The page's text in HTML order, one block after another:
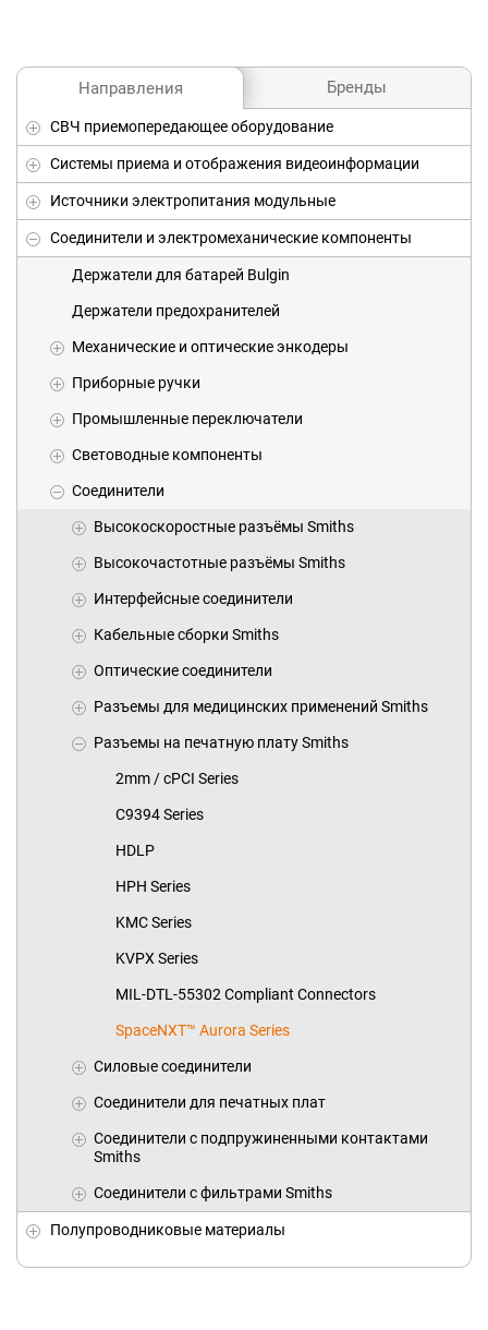
Направления Бренды
СВЧ приемопередающее оборудование
Системы приема и отображения видеоинформации
Источники электропитания модульные
Соединители и электромеханические компоненты
Держатели для батарей Bulgin
Держатели предохранителей
Механические и оптические энкодеры
Приборные ручки
Промышленные переключатели
Световодные компоненты
Соединители
Высокоскоростные разъёмы Smiths
Высокочастотные разъёмы Smiths
Интерфейсные соединители
Кабельные сборки Smiths
Оптические соединители
Разъемы для медицинских применений Smiths
Разъемы на печатную плату Smiths
2mm / cPCI Series
C9394 Series
HDLP
HPH Series
KMC Series
KVPX Series
MIL-DTL-55302 Compliant Connectors
SpaceNXT™ Aurora Series
Силовые соединители
Соединители для печатных плат
Соединители с подпружиненными контактами
Smiths
Соединители с фильтрами Smiths
Полупроводниковые материалы